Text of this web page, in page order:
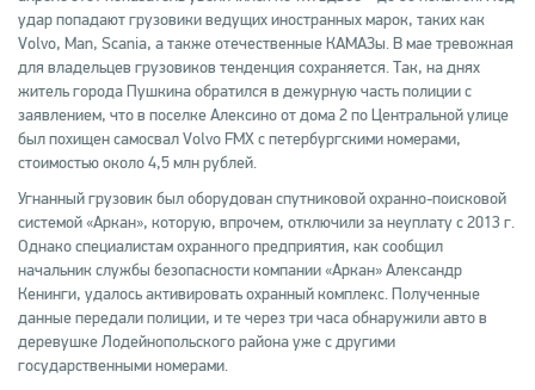
удар попадают грузовики ведущих иностранных марок, таких как
Volvo, Man, Scania, а также отечественные КАМАЗы. В мае тревожная
для владельцев грузовиков тенденция сохраняется. Так, на днях
житель города Пушкина обратился в дежурную часть полиции с
заявлением, что в поселке Алексино от дома 2 по Центральной улице
был похищен самосвал Volvo FMX с петербургскими номерами,
стоимостью около 4,5 млн рублей.
Угнанный грузовик был оборудован спутниковой охранно-поисковой
системой «Аркан», которую, впрочем, отключили за неуплату с 2013 г.
Однако специалистам охранного предприятия, как сообщил
начальник службы безопасности компании «Аркан» Александр
Кенинги, удалось активировать охранный комплекс. Полученные
данные передали полиции, и те через три часа обнаружили авто в
деревушке Лодейнопольского района уже с другими
государственными номерами.